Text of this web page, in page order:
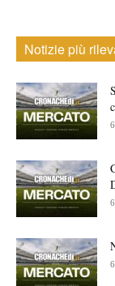
Notizie più